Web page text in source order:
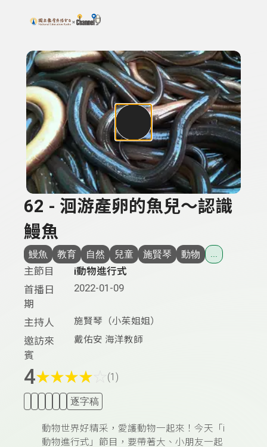
上方功能區塊
搜尋關鍵字：可輸入節目名稱、主持人或關鍵字
62 - 洄游產卵的魚兒～認識
鰻魚
鰻魚 教育 自然 兒童 施賢琴 動物 ...
主節目
i動物進行式
首播日
期
2022-01-09
主持人 施賢琴（小茱姐姐）
邀訪來
賓
戴佑安 海洋教師
4★★★★ (1)
逐字稿
動物世界好精采，愛護動物一起來！今天「 i
動物進行式」節目，要帶著大、小朋友一起